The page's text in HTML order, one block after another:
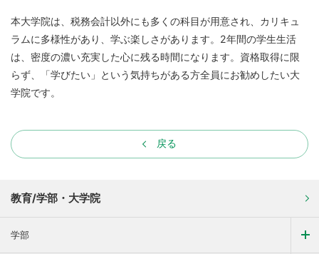
本大学院は、税務会計以外にも多くの科目が用意され、カリキュ
ラムに多様性があり、学ぶ楽しさがあります。2年間の学生生活
は、密度の濃い充実した心に残る時間になります。資格取得に限
らず、「学びたい」という気持ちがある方全員にお勧めしたい大
学院です。
戻る
教育/学部・大学院
学部